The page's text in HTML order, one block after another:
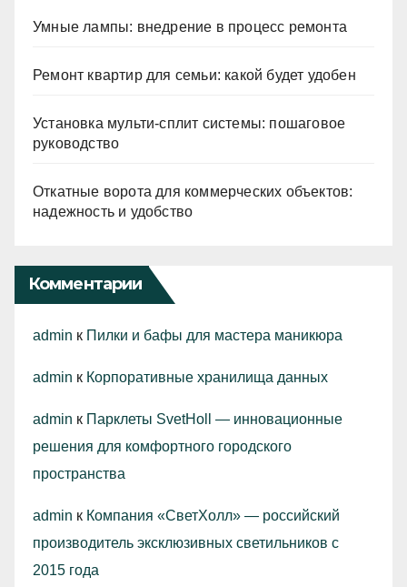
Умные лампы: внедрение в процесс ремонта
Ремонт квартир для семьи: какой будет удобен
Установка мульти-сплит системы: пошаговое
руководство
Откатные ворота для коммерческих объектов:
надежность и удобство
Комментарии
admin к Пилки и бафы для мастера маникюра
admin к Корпоративные хранилища данных
admin к Парклеты SvetHoll — инновационные
решения для комфортного городского
пространства
admin к Компания «СветХолл» — российский
производитель эксклюзивных светильников с
2015 года